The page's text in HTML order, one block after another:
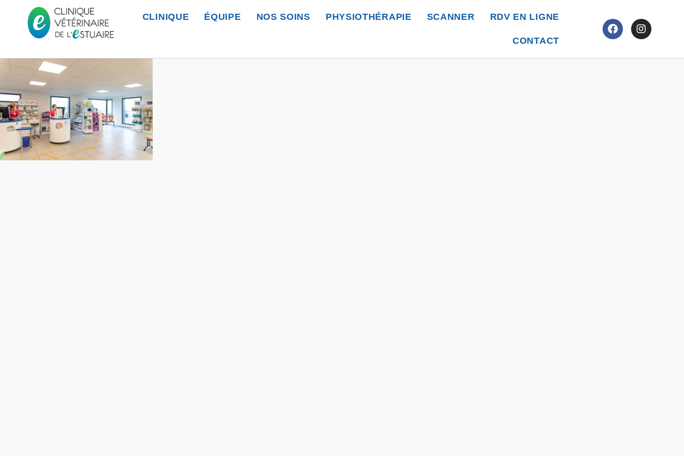
CLINIQUE ÉQUIPE NOS SOINS PHYSIOTHÉRAPIE SCANNER RDV EN LIGNE
CONTACT